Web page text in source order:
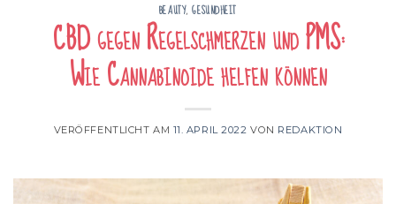
BEAUTY,GESUNDHEIT
CBD gegen Regelschmerzen und PMS:
Wie Cannabinoide helfen können
VERÖFFENTLICHT AM 11. APRIL 2022 VON REDAKTION